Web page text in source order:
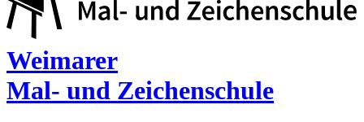
Weimarer
Mal- und Zeichenschule